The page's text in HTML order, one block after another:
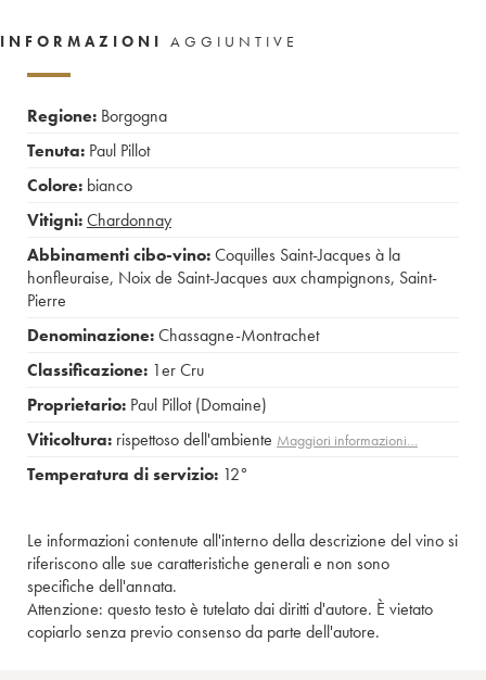
INFORMAZIONI AGGIUNTIVE
Regione: Borgogna
Tenuta: Paul Pillot
Colore: bianco
Vitigni:Chardonnay
Abbinamenti cibo-vino:Coquilles Saint-Jacques à la
honfleuraise, Noix de Saint-Jacques aux champignons, Saint-
Pierre
Denominazione:Chassagne-Montrachet
Classificazione: 1er Cru
Proprietario: Paul Pillot (Domaine)
Viticoltura: rispettoso dell'ambiente Maggiori informazioni…
Temperatura di servizio: 12°
Le informazioni contenute all'interno della descrizione del vino si
riferiscono alle sue caratteristiche generali e non sono
specifiche dell'annata.
Attenzione: questo testo è tutelato dai diritti d'autore. È vietato
copiarlo senza previo consenso da parte dell'autore.